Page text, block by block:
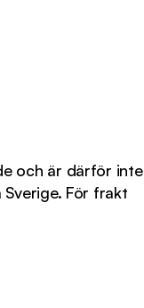
och är därför inte
För frakt